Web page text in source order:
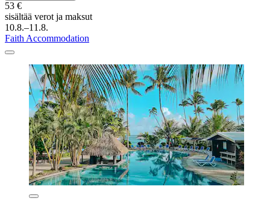
53 €
sisältää verot ja maksut
10.8.–11.8.
Faith Accommodation